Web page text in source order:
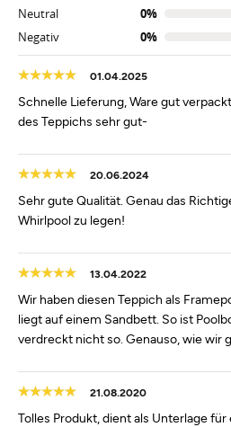
Neutral
0%
Negativ
0%
01.04.2025
Schnelle Lieferung, Ware gut
des Teppichs sehr gut-
20.06.2024
Sehr gute Qualität. Genau das
Whirlpool zu legen!
13.04.2022
Wir haben diesen Teppich als
liegt auf einem Sandbett. So ist
verdreckt nicht so. Genauso, wie wir
21.08.2020
Tolles Produkt, dient als Unterlage